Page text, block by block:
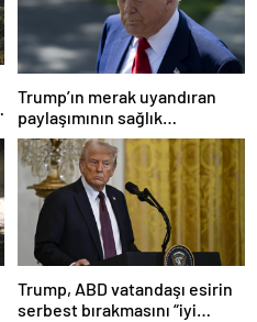
Trump’ın merak uyandıran
paylaşımının sağlık
sistemiyle ilgili kararname
olduğu anlaşıldı
Trump, ABD vatandaşı esirin
serbest bırakmasını “iyi